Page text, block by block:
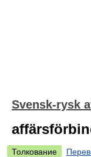
Svensk-rysk
Толкование